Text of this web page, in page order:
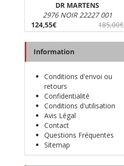
DR MARTENS
2976 NOIR 22227 001
124,55€
185,00€
Information
Conditions d'envoi ou
retours
Confidentialité
Conditions d'utilisation
Avis Légal
Contact
Questions Fréquentes
Sitemap